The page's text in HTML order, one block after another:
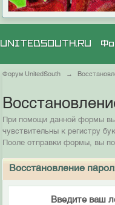
UNITEDSOUTH.RU
Форум UnitedSouth →
При помощи данной формы
чувствительны к регистру
После отправки формы, вы
Восстановление
Введите ваш